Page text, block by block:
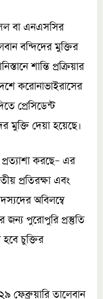
বা এনএসসির
বন্দিদের মুক্তির
শান্তি প্রক্রিয়ার
করোনাভাইরাসের
প্রেসিডেন্ট
মুক্তি দেয়া হয়েছে।
করছে– এর
প্রতিরক্ষা এবং
অবিলম্বে
পুরোপুরি প্রস্তুতি
চুক্তির
ফেব্রুয়ারি তালেবান